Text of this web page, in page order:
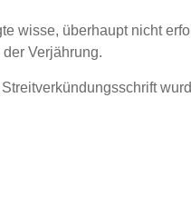
wisse, überhaupt nicht
Verjährung.